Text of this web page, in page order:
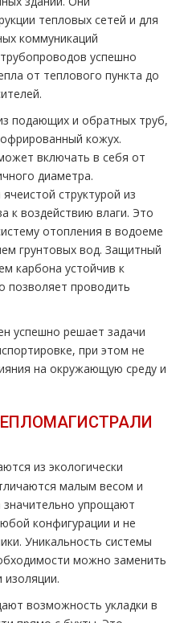
тепловых сетей и для
коммуникаций
успешно
от теплового пункта до
подающих и обратных труб,
кожух.
включать в себя от
диаметра.
структурой из
к воздействию влаги. Это
отопления в водоеме
грунтовых вод. Защитный
карбона устойчив к
позволяет проводить
успешно решает задачи
при этом не
на окружающую среду и
из экологически
малым весом и
значительно упрощают
конфигурации и не
Уникальность системы
можно заменить
изоляции.
возможность укладки в